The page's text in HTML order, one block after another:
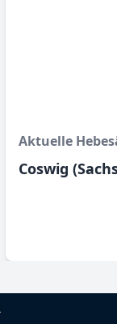
Aktuelle
Coswig